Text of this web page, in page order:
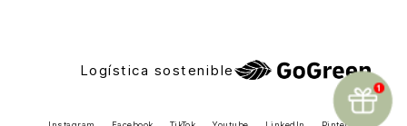
Logística sostenible